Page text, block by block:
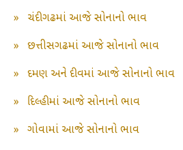
»
ચંદીગઢમાં આજે સોનાનો ભાવ
»
છત્તીસગઢમાં આજે સોનાનો ભાવ
»
દમણ અને દીવમાં આજે સોનાનો ભાવ
»
દિલ્હીમાં આજે સોનાનો ભાવ
»
ગોવામાં આજે સોનાનો ભાવ